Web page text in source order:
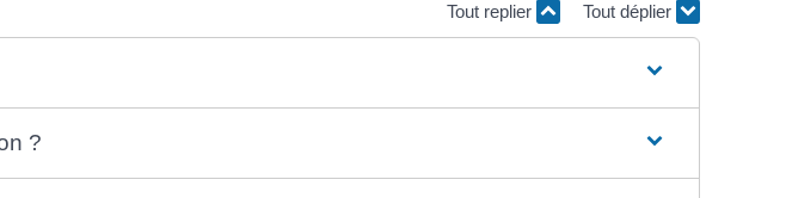
Tout replier Tout déplier
?